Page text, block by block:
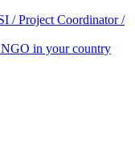
/ Project Coordinator /
in your country